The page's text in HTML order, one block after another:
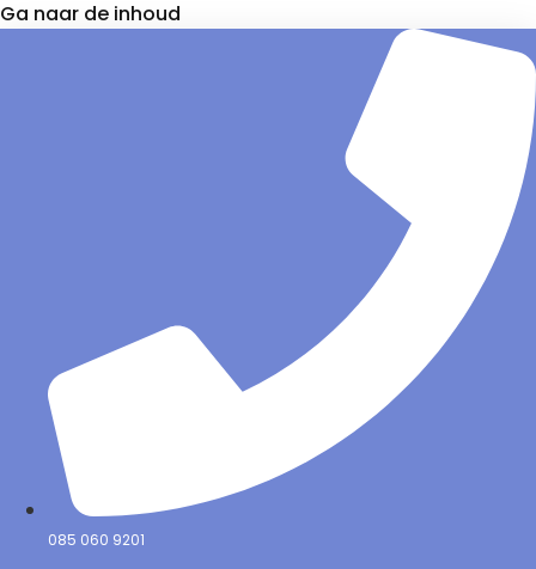
Ga naar de inhoud
085 060 9201